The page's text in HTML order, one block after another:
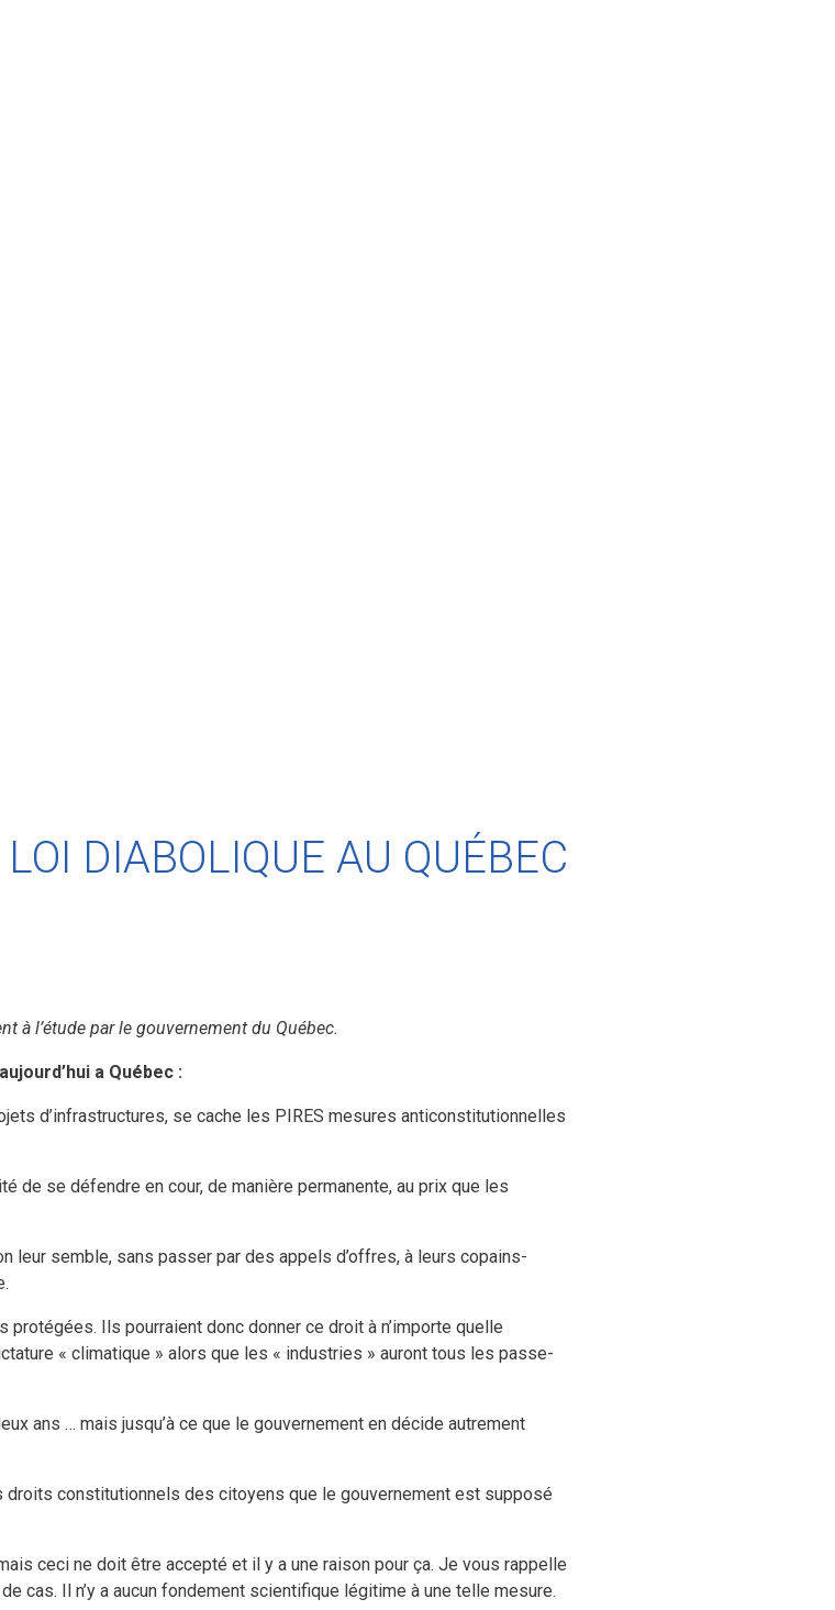
DIABOLIQUE AU QUÉBEC
à l’étude par le gouvernement du Québec.
a Québec :
d’infrastructures, se cache les PIRES mesures anticonstitutionnelles
de se défendre en cour, de manière permanente, au prix que les
leur semble, sans passer par des appels d’offres, à leurs copains-
Ils pourraient donc donner ce droit à n’importe quelle
« climatique » alors que les « industries » auront tous les passe-
ans … mais jusqu’à ce que le gouvernement en décide autrement
droits constitutionnels des citoyens que le gouvernement est supposé
ceci ne doit être accepté et il y a une raison pour ça. Je vous rappelle
cas. Il n’y a aucun fondement scientifique légitime à une telle mesure.